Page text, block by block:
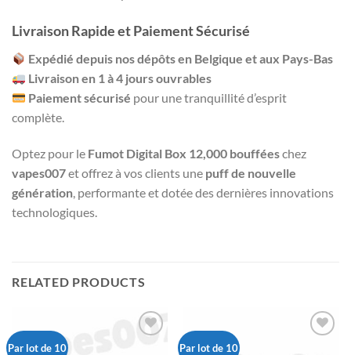
Livraison Rapide et Paiement Sécurisé
Expédié depuis nos dépôts en Belgique et aux Pays-Bas
Livraison en 1 à 4 jours ouvrables
Paiement sécurisé pour une tranquillité d’esprit
complète.
Optez pour le Fumot Digital Box 12,000 boufféeschez
vapes007et offrez à vos clients une puff de nouvelle
génération , performante et dotée des dernières innovations
technologiques.
RELATED PRODUCTS
Par lot de 10 Par lot de 10